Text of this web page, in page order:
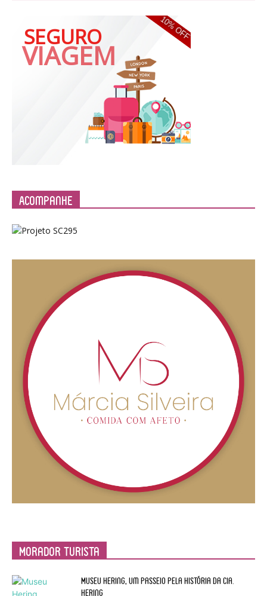
Acompanhe
Morador Turista
Museu Hering, um passeio pela história da Cia.
Hering